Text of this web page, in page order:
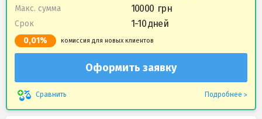
Макс. сумма 10000
Срок 1-10 дней
0,01% комиссия для новых клиентов
Оформить заявку
Сравнить Подробнее